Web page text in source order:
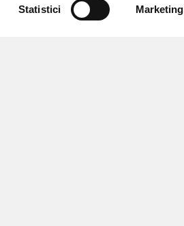
Statistici Marketing